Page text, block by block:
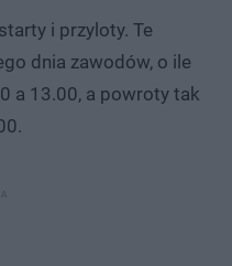
i przyloty. Te
dnia zawodów, o ile
a 13.00, a powroty tak